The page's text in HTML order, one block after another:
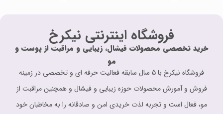
فروشگاه اینترنتی نیکرخ
خرید تخصصی محصولات فیشال، زیبایی و مراقبت از پوست و
مو
فروشگاه نیکرخ با 5 سال سابقه فعالیت حرفه ای و تخصصی در زمینه
فروش و آمورش محصولات حوزه زیبایی و فیشال و همچنین مراقبت از
مو، فعال است و تجربه لذت خریدی امن و صادقانه را به مخاطبان خود